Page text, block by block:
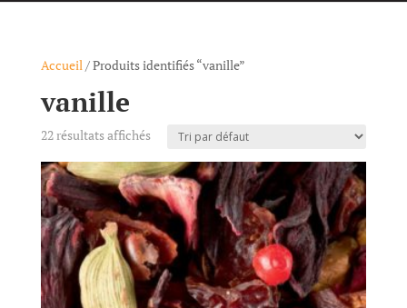
Accueil/ Produits identifiés “vanille”
vanille
22 résultats affichés